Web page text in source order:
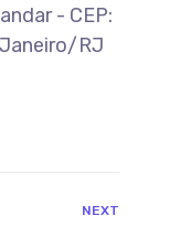
- CEP:
RJ
NEXT